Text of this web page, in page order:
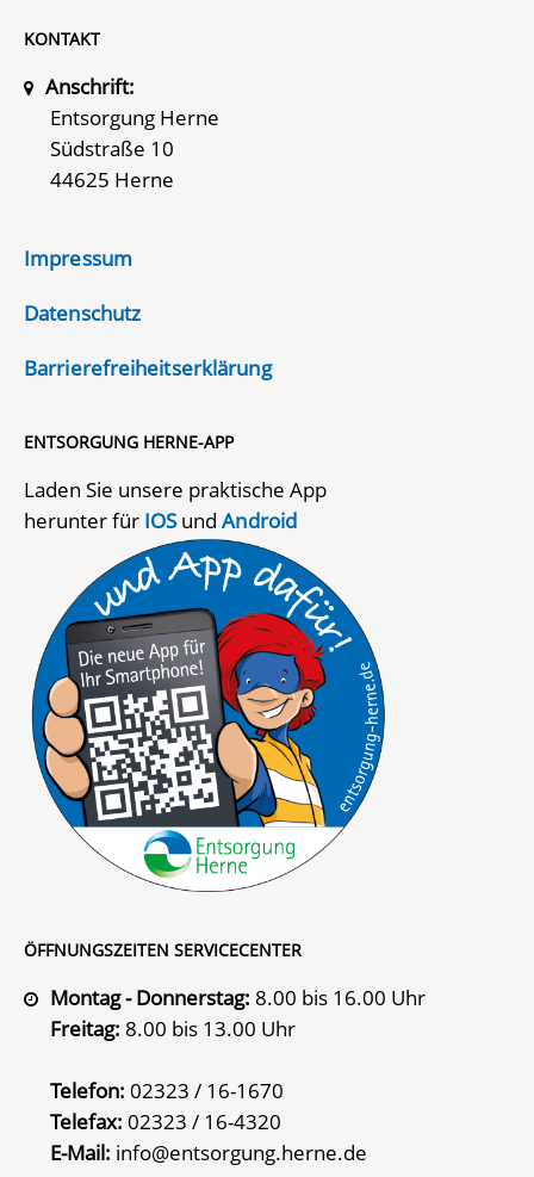
KONTAKT
Anschrift:
Entsorgung Herne
Südstraße 10
44625 Herne
Impressum
Datenschutz
Barrierefreiheitserklärung
ENTSORGUNG HERNE-APP
Laden Sie unsere praktische App
herunter für IOSundAndroid
ÖFFNUNGSZEITEN SERVICECENTER
Montag - Donnerstag: 8.00 bis 16.00 Uhr
Freitag: 8.00 bis 13.00 Uhr
Telefon: 02323 / 16-1670
Telefax: 02323 / 16-4320
E-Mail: info@entsorgung.herne.de